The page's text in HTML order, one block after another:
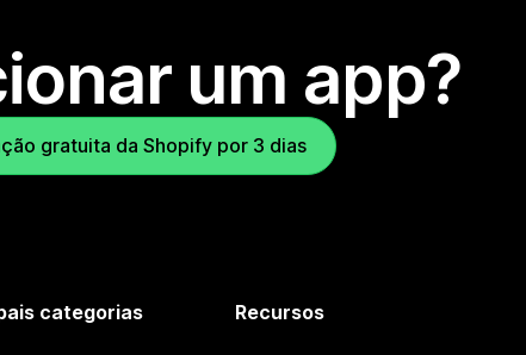
um app?
gratuita da Shopify por 3 dias
categorias Recursos